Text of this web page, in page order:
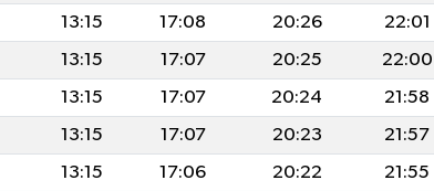
13:15 17:08 20:26
22:01
13:15 17:07 20:25
22:00
13:15 17:07 20:24
21:58
13:15 17:07 20:23
21:57
13:15 17:06 20:22
21:55